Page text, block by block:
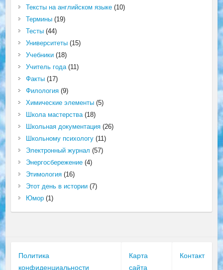
Тексты на английском языке(10)
Термины(19)
Тесты(44)
Университеты(15)
Учебники(18)
Учитель года(11)
Факты(17)
Филология(9)
Химические элементы(5)
Школа мастерства(18)
Школьная документация(26)
Школьному психологу(11)
Электронный журнал (57)
Энергосбережение(4)
Этимология(16)
Этот день в истории(7)
Юмор(1)
Политика
конфиденциальности
Карта
сайта
Контакт